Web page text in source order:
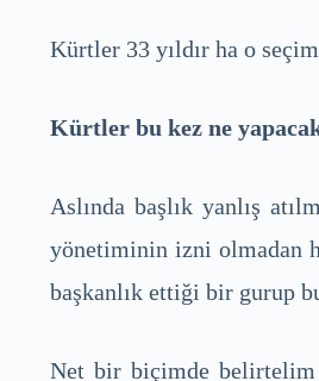
Kürtler 33 yıldır ha o
Kürtler bu kez ne
Aslında başlık yanlış
yönetiminin izni olmadan
başkanlık ettiği bir gurup
Net bir biçimde belirtelim